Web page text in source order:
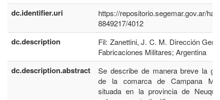
dc.identifier.uri
https://repositorio.segemar.gov.ar/
8849217/4012
dc.description
Fil: Zanettini, J. C. M. Dirección
Fabricaciones Militares; Argentina
dc.description.abstract
Se describe de manera breve la
de la comarca de Campana
situada en la provincia de